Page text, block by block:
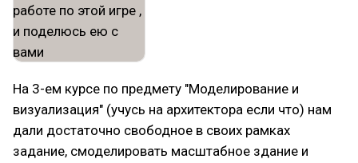
На 3-ем курсе по предмету "Моделирование и
визуализация" (учусь на архитектора если что) нам
дали достаточно свободное в своих рамках
задание, смоделировать масштабное здание и